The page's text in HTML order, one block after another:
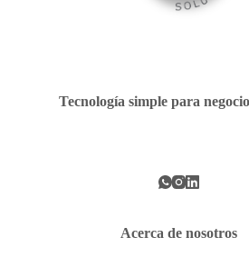
Tecnología simple para
Acerca de nosotros